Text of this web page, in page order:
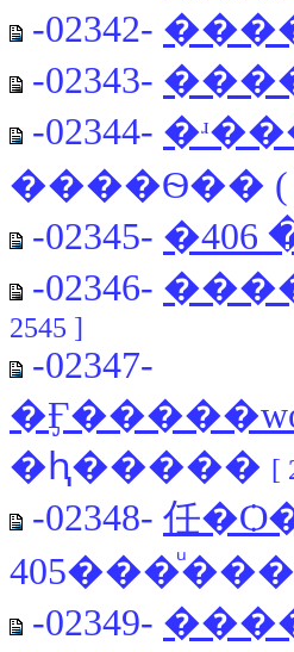
-02342-
-02343-
-02344-
����Ѳ�� (
-02345-
-02346-
2545 ]
-02347-
�ԧ����� [
-02348-
-02349-